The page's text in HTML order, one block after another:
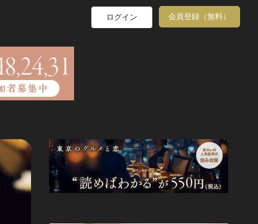
ログイン 会員登録（無料）